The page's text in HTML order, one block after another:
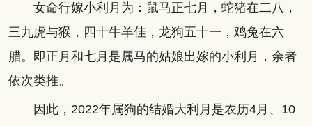
女命行嫁小利月为：鼠马正七月，蛇猪在二八，
三九虎与猴，四十牛羊佳，龙狗五十一，鸡兔在六
腊。即正月和七月是属马的姑娘出嫁的小利月，余者
依次类推。
因此，2022年属狗的结婚大利月是农历4月、10